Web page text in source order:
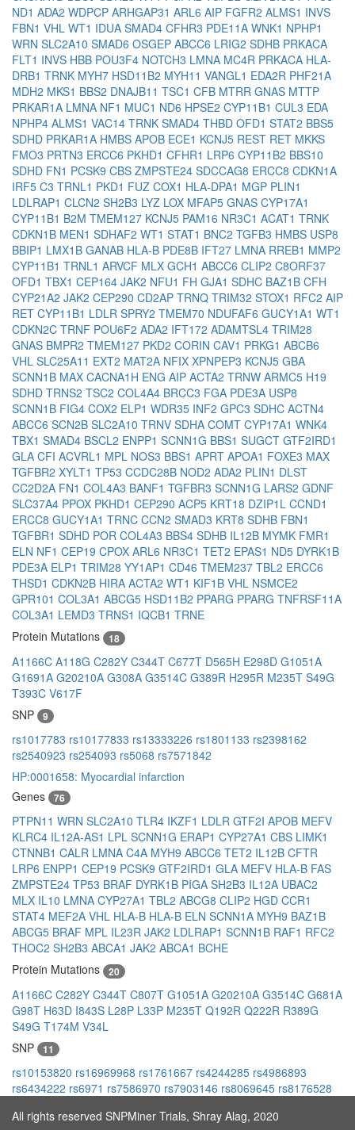
ND1 ADA2 WDPCP ARHGAP31 ARL6 AIP FGFR2 ALMS1 INVS
FBN1 VHL WT1 IDUA SMAD4 CFHR3 PDE11A WNK1 NPHP1
WRN SLC2A10 SMAD6 OSGEP ABCC6 LRIG2 SDHB PRKACA
FLT1 INVS HBB POU3F4 NOTCH3 LMNA MC4R PRKACA HLA-
DRB1 TRNK MYH7 HSD11B2 MYH11 VANGL1 EDA2R PHF21A
MDH2 MKS1 BBS2 DNAJB11 TSC1 CFB MTRR GNAS MTTP
PRKAR1A LMNA NF1 MUC1 ND6 HPSE2 CYP11B1 CUL3 EDA
NPHP4 ALMS1 VAC14 TRNK SMAD4 THBD OFD1 STAT2 BBS5
SDHD PRKAR1A HMBS APOB ECE1 KCNJ5 REST RET MKKS
FMO3 PRTN3 ERCC6 PKHD1 CFHR1 LRP6 CYP11B2 BBS10
SDHD FN1 PCSK9 CBS ZMPSTE24 SDCCAG8 ERCC8 CDKN1A
IRF5 C3 TRNL1 PKD1 FUZ COX1 HLA-DPA1 MGP PLIN1
LDLRAP1 CLCN2 SH2B3 LYZ LOX MFAP5 GNAS CYP17A1
CYP11B1 B2M TMEM127 KCNJ5 PAM16 NR3C1 ACAT1 TRNK
CDKN1B MEN1 SDHAF2 WT1 STAT1 BNC2 TGFB3 HMBS USP8
BBIP1 LMX1B GANAB HLA-B PDE8B IFT27 LMNA RREB1 MMP2
CYP11B1 TRNL1 ARVCF MLX GCH1 ABCC6 CLIP2 C8ORF37
OFD1 TBX1 CEP164 JAK2 NFU1 FH GJA1 SDHC BAZ1B CFH
CYP21A2 JAK2 CEP290 CD2AP TRNQ TRIM32 STOX1 RFC2 AIP
RET CYP11B1 LDLR SPRY2 TMEM70 NDUFAF6 GUCY1A1 WT1
CDKN2C TRNF POU6F2 ADA2 IFT172 ADAMTSL4 TRIM28
GNAS BMPR2 TMEM127 PKD2 CORIN CAV1 PRKG1 ABCB6
VHL SLC25A11 EXT2 MAT2A NFIX XPNPEP3 KCNJ5 GBA
SCNN1B MAX CACNA1H ENG AIP ACTA2 TRNW ARMC5 H19
SDHD TRNS2 TSC2 COL4A4 BRCC3 FGA PDE3A USP8
SCNN1B FIG4 COX2 ELP1 WDR35 INF2 GPC3 SDHC ACTN4
ABCC6 SCN2B SLC2A10 TRNV SDHA COMT CYP17A1 WNK4
TBX1 SMAD4 BSCL2 ENPP1 SCNN1G BBS1 SUGCT GTF2IRD1
GLA CFI ACVRL1 MPL NOS3 BBS1 APRT APOA1 FOXE3 MAX
TGFBR2 XYLT1 TP53 CCDC28B NOD2 ADA2 PLIN1 DLST
CC2D2A FN1 COL4A3 BANF1 TGFBR3 SCNN1G LARS2 GDNF
SLC37A4 PPOX PKHD1 CEP290 ACP5 KRT18 DZIP1L CCND1
ERCC8 GUCY1A1 TRNC CCN2 SMAD3 KRT8 SDHB FBN1
TGFBR1 SDHD POR COL4A3 BBS4 SDHB IL12B MYMK FMR1
ELN NF1 CEP19 CPOX ARL6 NR3C1 TET2 EPAS1 ND5 DYRK1B
PDE3A ELP1 TRIM28 YY1AP1 CD46 TMEM237 TBL2 ERCC6
THSD1 CDKN2B HIRA ACTA2 WT1 KIF1B VHL NSMCE2
GPR101 COL3A1 ABCG5 HSD11B2 PPARG PPARG TNFRSF11A
COL3A1 LEMD3 TRNS1 IQCB1 TRNE
Protein Mutations
18
A1166C A118G C282Y C344T C677T D565H E298D G1051A
G1691A G20210A G308A G3514C G389R H295R M235T S49G
T393C V617F
SNP
9
rs1017783 rs10177833 rs13333226 rs1801133 rs2398162
rs2540923 rs254093 rs5068 rs7571842
HP:0001658: Myocardial infarction
Genes
76
PTPN11 WRN SLC2A10 TLR4 IKZF1 LDLR GTF2I APOB MEFV
KLRC4 IL12A-AS1 LPL SCNN1G ERAP1 CYP27A1 CBS LIMK1
CTNNB1 CALR LMNA C4A MYH9 ABCC6 TET2 IL12B CFTR
LRP6 ENPP1 CEP19 PCSK9 GTF2IRD1 GLA MEFV HLA-B FAS
ZMPSTE24 TP53 BRAF DYRK1B PIGA SH2B3 IL12A UBAC2
MLX IL10 LMNA CYP27A1 TBL2 ABCG8 CLIP2 HGD CCR1
STAT4 MEF2A VHL HLA-B HLA-B ELN SCNN1A MYH9 BAZ1B
ABCG5 BRAF MPL IL23R JAK2 LDLRAP1 SCNN1B RAF1 RFC2
THOC2 SH2B3 ABCA1 JAK2 ABCA1 BCHE
Protein Mutations
20
A1166C C282Y C344T C807T G1051A G20210A G3514C G681A
G98T H63D I843S L28P L33P M235T Q192R Q222R R389G
S49G T174M V34L
SNP
11
rs10153820 rs16969968 rs1761667 rs4244285 rs4986893
rs6434222 rs6971 rs7586970 rs7903146 rs8069645 rs8176528
All rights reserved SNPMiner Trials, Shray Alag, 2020